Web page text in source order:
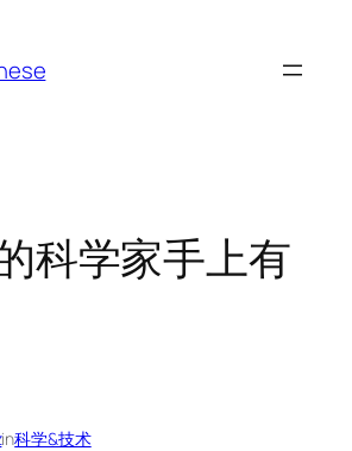
科学家手上有
in科学&技术